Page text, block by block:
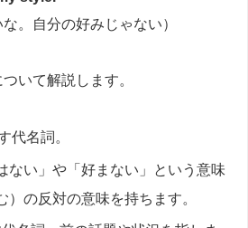
。自分の好みじゃない）
いて解説します。
代名詞。
ない」や「好まない」という意味
）の反対の意味を持ちます。